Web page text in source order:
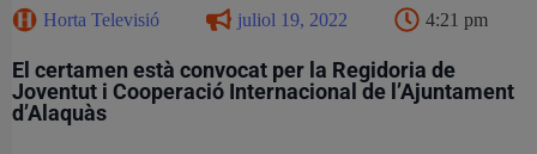
Horta Televisió juliol 19, 2022 4:21 pm
El certamen està convocat per la Regidoria de
Joventut i Cooperació Internacional de l’Ajuntament
d’Alaquàs